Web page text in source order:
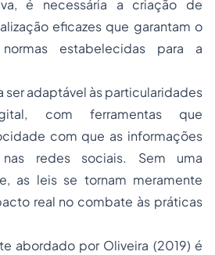
é necessária a criação de
eficazes que garantam o
estabelecidas para a
ser adaptável às particularidades
com ferramentas que
com que as informações
nas redes sociais. Sem uma
as leis se tornam meramente
real no combate às práticas
abordado por Oliveira (2019) é